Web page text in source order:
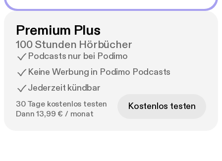
Premium Plus
100 Stunden Hörbücher
Podcasts nur bei Podimo
Keine Werbung in Podimo Podcasts
Jederzeit kündbar
30 Tage kostenlos testen
Dann 13,99 € / monat
Kostenlos testen